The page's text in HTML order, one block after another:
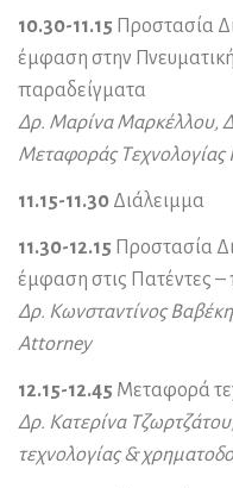
10.30-11.15 Προστασία
έμφαση στην
παραδείγματα
Δρ. Μαρίνα Μαρκέλλου,
Μεταφοράς Τεχνολογίας
11.15-11.30 Διάλειμμα
11.30-12.15 Προστασία
έμφαση στις Πατέντες
Δρ. Κωνσταντίνος
Attorney
12.15-12.45 Μεταφορά
Δρ. Κατερίνα
τεχνολογίας &